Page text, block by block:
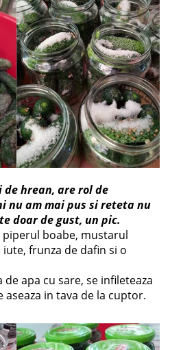
hrean, are rol de
nu am mai pus si reteta nu
doar de gust, un pic.
piperul boabe, mustarul
frunza de dafin si o
apa cu sare, se infileteaza
aseaza in tava de la cuptor.